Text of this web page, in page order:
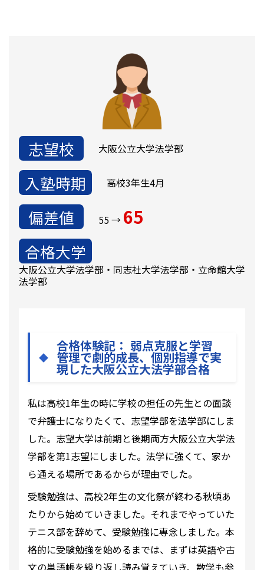
志望校 大阪公立大学法学部
入塾時期 高校3年生4月
偏差値 55 → 65
合格大学
大阪公立大学法学部・同志社大学法学部・立命館大学
法学部
合格体験記： 弱点克服と学習
管理で劇的成長、個別指導で実
現した大阪公立大法学部合格
私は高校1年生の時に学校の担任の先生との面談
で弁護士になりたくて、志望学部を法学部にしま
した。志望大学は前期と後期両方大阪公立大学法
学部を第1志望にしました。法学に強くて、家か
ら通える場所であるからが理由でした。
受験勉強は、高校2年生の文化祭が終わる秋頃あ
たりから始めていきました。それまでやっていた
テニス部を辞めて、受験勉強に専念しました。本
格的に受験勉強を始めるまでは、まずは英語や古
文の単語帳を繰り返し読み覚えていき、数学も参